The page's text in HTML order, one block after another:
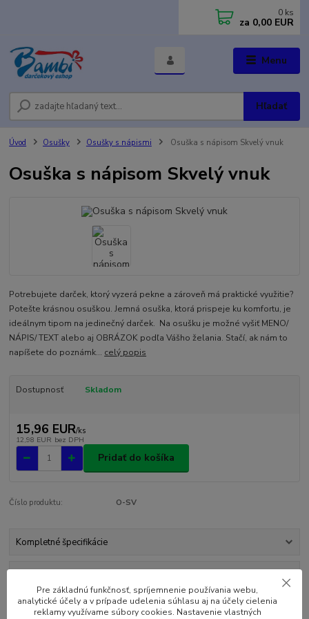
Menu
Hľadať
0 ks
za 0,00 EUR
Úvod Osušky Osušky s nápismi Osuška s nápisom Skvelý vnuk
Osuška s nápisom Skvelý vnuk
Potrebujete darček, ktorý vyzerá pekne a zároveň má praktické využitie?
Potešte krásnou osuškou. Jemná osuška, ktorá prispeje ku komfortu, je
ideálnym tipom na jedinečný darček. Na osušku je možné vyšiť MENO/
NÁPIS/ TEXT alebo aj OBRÁZOK podľa Vášho želania. Stačí, ak nám to
napíšete do poznámk... celý popis
Dostupnosť Skladom
15,96 EUR/ks
12,98 EUR bez DPH
Pridať do košíka
Číslo produktu: O-SV
Kompletné špecifikácie
Pre základnú funkčnosť, spríjemnenie používania webu,
analytické účely a v prípade udelenia súhlasu aj na účely cielenia
reklamy využívame súbory cookies. Nastavenie vlastných